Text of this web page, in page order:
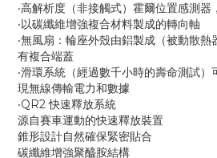
‧高解析度（非接觸式）霍爾位置感測
‧以碳纖維增強複合材料製成的轉向軸
‧無風扇：輪座外殼由鋁製成（被動散
有複合端蓋
‧滑環系統（經過數千小時的壽命測試
現無線傳輸電力和數據
‧QR2 快速釋放系統
源自賽車運動的快速釋放裝置
錐形設計自然確保緊密貼合
碳纖維增強聚醯胺結構